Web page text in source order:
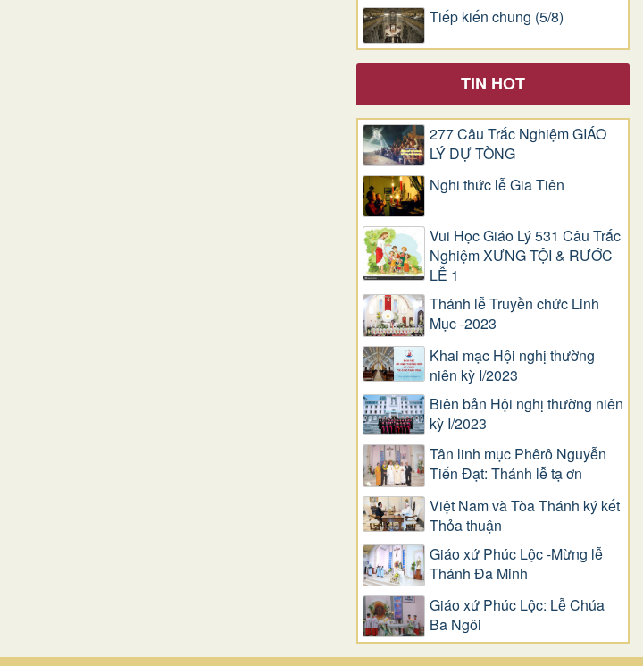
Tiếp kiến chung (5/8)
TIN HOT
277 Câu Trắc Nghiệm GIÁO
LÝ DỰ TÒNG
Nghi thức lễ Gia Tiên
Vui Học Giáo Lý 531 Câu Trắc
Nghiệm XƯNG TỘI & RƯỚC
LỄ 1
Thánh lễ Truyền chức Linh
Mục -2023
Khai mạc Hội nghị thường
niên kỳ I/2023
Biên bản Hội nghị thường niên
kỳ I/2023
Tân linh mục Phêrô Nguyễn
Tiến Đạt: Thánh lễ tạ ơn
Việt Nam và Tòa Thánh ký kết
Thỏa thuận
Giáo xứ Phúc Lộc -Mừng lễ
Thánh Đa Minh
Giáo xứ Phúc Lộc: Lễ Chúa
Ba Ngôi